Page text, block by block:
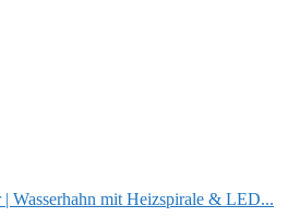
Wasserhahn mit Heizspirale & LED...